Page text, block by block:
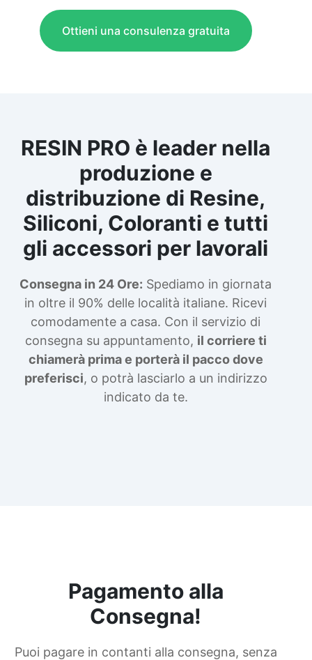
Ottieni una consulenza gratuita
RESIN PRO è leader nella
produzione e
distribuzione di Resine,
Siliconi, Coloranti e tutti
gli accessori per lavorali
Consegna in 24 Ore: Spediamo in giornata
in oltre il 90% delle località italiane. Ricevi
comodamente a casa. Con il servizio di
consegna su appuntamento, il corriere ti
chiamerà prima e porterà il pacco dove
preferisci, o potrà lasciarlo a un indirizzo
indicato da te.
Pagamento alla
Consegna!
Puoi pagare in contanti alla consegna, senza